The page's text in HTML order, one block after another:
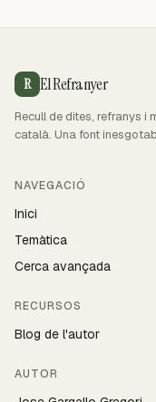
R El Refranyer
Recull de dites, refranys i
català. Una font
NAVEGACIÓ
Inici
Temàtica
Cerca avançada
RECURSOS
Blog de l'autor
AUTOR